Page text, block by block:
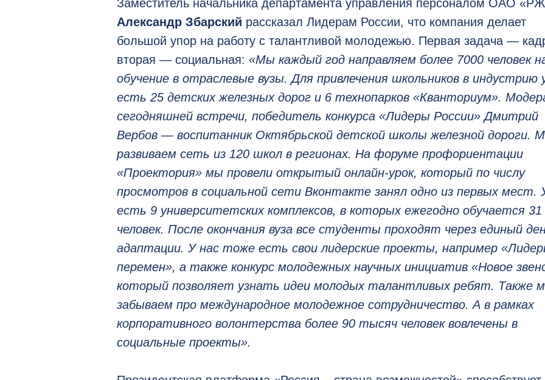
Заместитель начальника департамента управления персоналом ОАО
Александр Збарский рассказал Лидерам России, что компания делает
большой упор на работу с талантливой молодежью. Первая задача —
вторая — социальная: «Мы каждый год направляем более 7000 человек
обучение в отраслевые вузы. Для привлечения школьников в индустрию
есть 25 детских железных дорог и 6 технопарков «Кванториум».
сегодняшней встречи, победитель конкурса «Лидеры России» Дмитрий
Вербов — воспитанник Октябрьской детской школы железной дороги.
развиваем сеть из 120 школ в регионах. На форуме профориентации
«Проектория» мы провели открытый онлайн-урок, который по числу
просмотров в социальной сети Вконтакте занял одно из первых мест.
есть 9 университетских комплексов, в которых ежегодно обучается 31
человек. После окончания вуза все студенты проходят через единый
адаптации. У нас тоже есть свои лидерские проекты, например
перемен», а также конкурс молодежных научных инициатив «Новое
который позволяет узнать идеи молодых талантливых ребят. Также
забываем про международное молодежное сотрудничество. А в рамках
корпоративного волонтерства более 90 тысяч человек вовлечены в
социальные проекты».